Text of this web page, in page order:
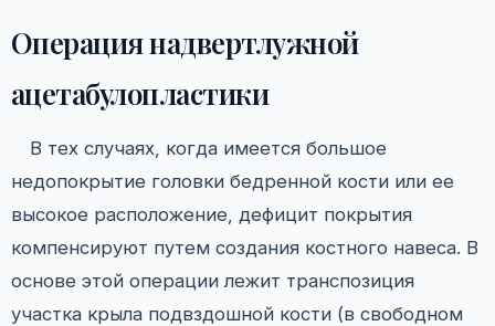
Операция надвертлужной
ацетабулопластики
В тех случаях, когда имеется большое
недопокрытие головки бедренной кости или ее
высокое расположение, дефицит покрытия
компенсируют путем создания костного навеса. В
основе этой операции лежит транспозиция
участка крыла подвздошной кости (в свободном